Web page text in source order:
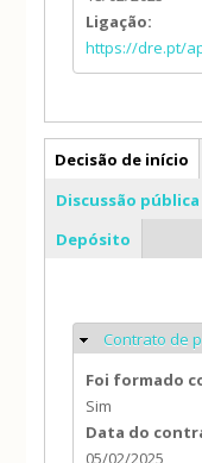
Ligação:
https://dre.pt/
PP
Decisão de início
Discussão pública
Depósito
Ocultar
Contrato de
Foi formado
Sim
Data do
05/02/2025